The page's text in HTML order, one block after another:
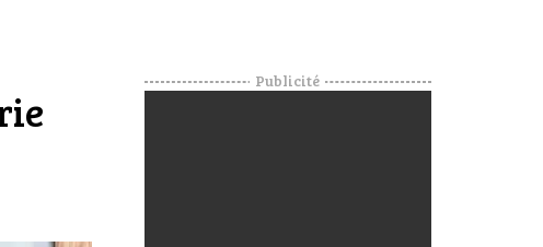
Publicité